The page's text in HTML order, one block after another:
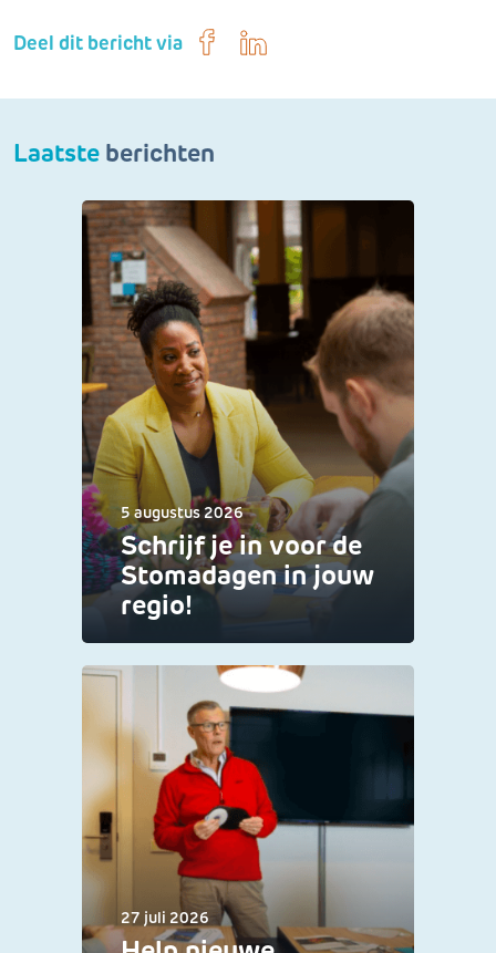
Deel dit bericht via
Laatste berichten
5 augustus 2026
Schrijf je in voor de
Stomadagen in jouw
regio!
27 juli 2026